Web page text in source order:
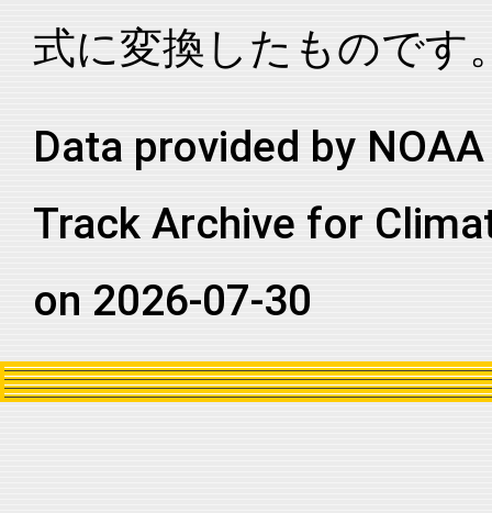
2023096S08133 2023 17 SI WA
2023096S08133 2023 17 SI WA
2023096S08133
2023096S08133 2023 17 SI WA
2023096S08133 2023 17
2023096S08133 2023 17 SI WA
式に変換したものです
Data provided by
Track Archive for
on 2026-07-30